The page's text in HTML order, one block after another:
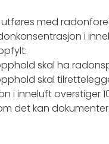
utføres med
i
skal ha
skal
i inneluft overstiger
det kan